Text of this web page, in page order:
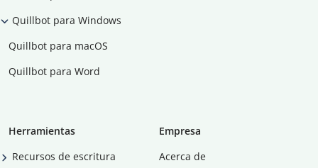
Quillbot para Windows
Quillbot para macOS
Quillbot para Word
Herramientas
Recursos de escritura
Empresa
Acerca de